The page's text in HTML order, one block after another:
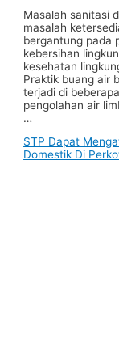
Masalah sanitasi
masalah
bergantung pada
kebersihan
kesehatan
Praktik buang air
terjadi di
pengolahan air
…
STP Dapat
Domestik Di